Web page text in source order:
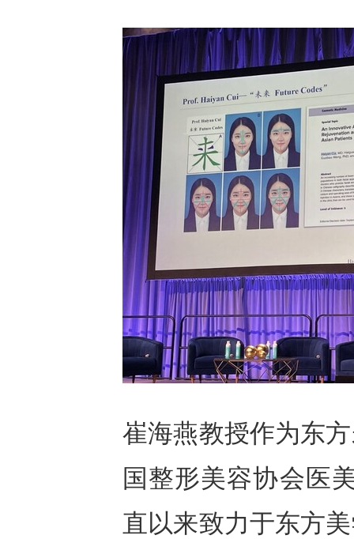
崔海燕教授作为东
国整形美容协会医
直以来致力于东方